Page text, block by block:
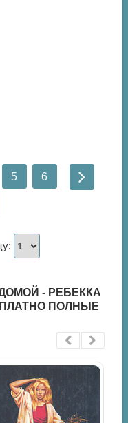
5 6
- РЕБЕККА
ПОЛНЫЕ